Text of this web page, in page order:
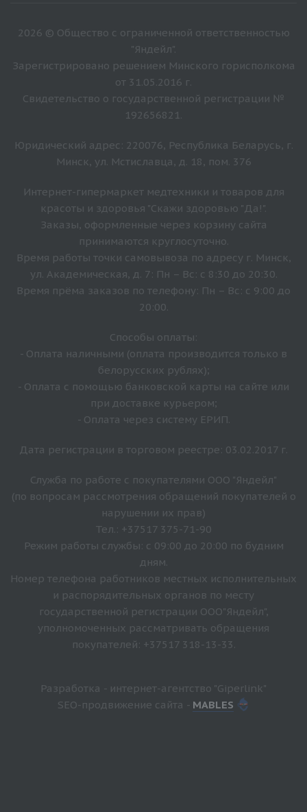
2026 © Общество с ограниченной ответственностью
"Яндейл".
Зарегистрировано решением Минского горисполкома
от 31.05.2016 г.
Свидетельство о государственной регистрации №
192656821.
Юридический адрес: 220076, Республика Беларусь, г.
Минск, ул. Мстиславца, д. 18, пом. 376
Интернет-гипермаркет медтехники и товаров для
красоты и здоровья "Скажи здоровью "Да!".
Заказы, оформленные через корзину сайта
принимаются круглосуточно.
Время работы точки самовывоза по адресу г. Минск,
ул. Академическая, д. 7: Пн – Вс: с 8:30 до 20:30.
Время прёма заказов по телефону: Пн – Вс: с 9:00 до
20:00.
Способы оплаты:
- Оплата наличными (оплата производится только в
белорусских рублях);
- Оплата с помощью банковской карты на сайте или
при доставке курьером;
- Оплата через систему ЕРИП.
Дата регистрации в торговом реестре: 03.02.2017 г.
Служба по работе с покупателями ООО "Яндейл"
(по вопросам рассмотрения обращений покупателей о
нарушении их прав)
Тел.: +37517 375-71-90
Режим работы службы: с 09:00 до 20:00 по будним
дням.
Номер телефона работников местных исполнительных
и распорядительных органов по месту
государственной регистрации ООО"Яндейл",
уполномоченных рассматривать обращения
покупателей: +37517 318-13-33.
Разработка - интернет-агентство "Giperlink"
SEO-продвижение сайта - MABLES